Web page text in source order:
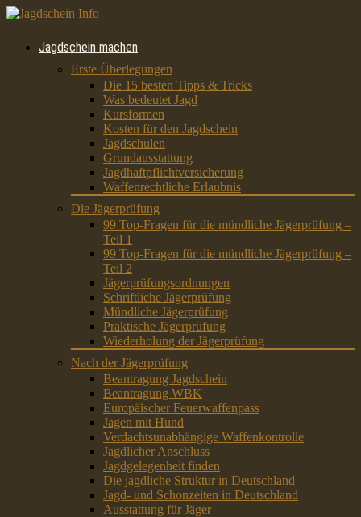
Jagdschein machen
Erste Überlegungen
Die 15 besten Tipps & Tricks
Was bedeutet Jagd
Kursformen
Kosten für den Jagdschein
Jagdschulen
Grundausstattung
Jagdhaftpflichtversicherung
Waffenrechtliche Erlaubnis
Die Jägerprüfung
99 Top-Fragen für die mündliche Jägerprüfung –
Teil 1
99 Top-Fragen für die mündliche Jägerprüfung –
Teil 2
Jägerprüfungsordnungen
Schriftliche Jägerprüfung
Mündliche Jägerprüfung
Praktische Jägerprüfung
Wiederholung der Jägerprüfung
Nach der Jägerprüfung
Beantragung Jagdschein
Beantragung WBK
Europäischer Feuerwaffenpass
Jagen mit Hund
Verdachtsunabhängige Waffenkontrolle
Jagdlicher Anschluss
Jagdgelegenheit finden
Die jagdliche Struktur in Deutschland
Jagd- und Schonzeiten in Deutschland
Ausstattung für Jäger